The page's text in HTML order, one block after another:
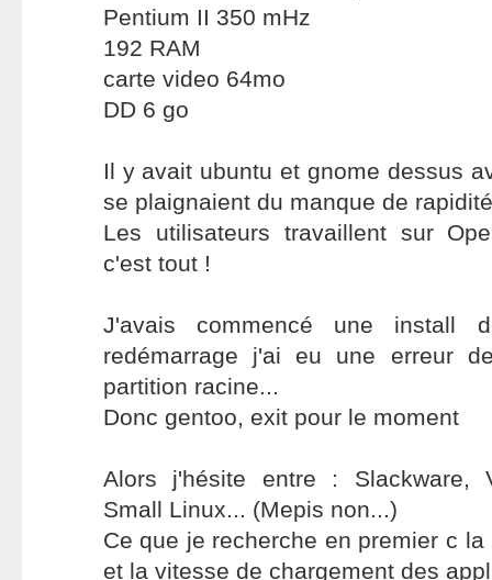
Pentium II 350 mHz
192 RAM
carte video 64mo
DD 6 go
Il y avait ubuntu et gnome dessus
se plaignaient du manque de
Les utilisateurs travaillent sur
c'est tout !
J'avais commencé une install
redémarrage j'ai eu une erreur
partition racine...
Donc gentoo, exit pour le moment
Alors j'hésite entre : Slackware,
Small Linux... (Mepis non...)
Ce que je recherche en premier c
et la vitesse de chargement des